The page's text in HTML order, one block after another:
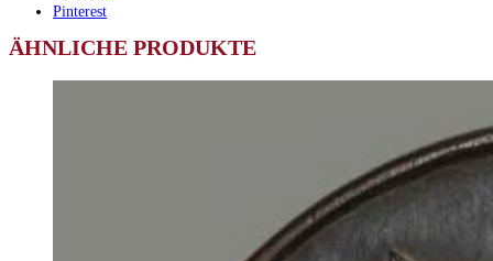
Pinterest
ÄHNLICHE PRODUKTE